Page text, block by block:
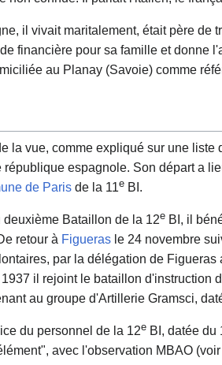
il vivait maritalement, était père de
financière pour sa famille et donne
au Planay (Savoie) comme
la vue, comme expliqué sur une
espagnole. Son départ a
de Paris de la 11e BI.
Bataillon de la 12e BI, il
retour à Figueras le 24 novembre
par la délégation de
il rejoint le bataillon d'instruction
au groupe d'Artillerie Gramsci,
du personnel de la 12e BI, datée du
avec l'observation MBAO (voir